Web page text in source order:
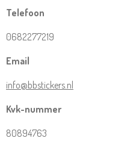
Telefoon
0682277219
Email
info@bbstickers.nl
Kvk-nummer
80894763